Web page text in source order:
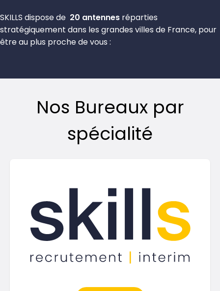
SKILLS dispose de 20 antennes réparties
stratégiquement dans les grandes villes de France, pour
être au plus proche de vous :
Nos Bureaux par
spécialité